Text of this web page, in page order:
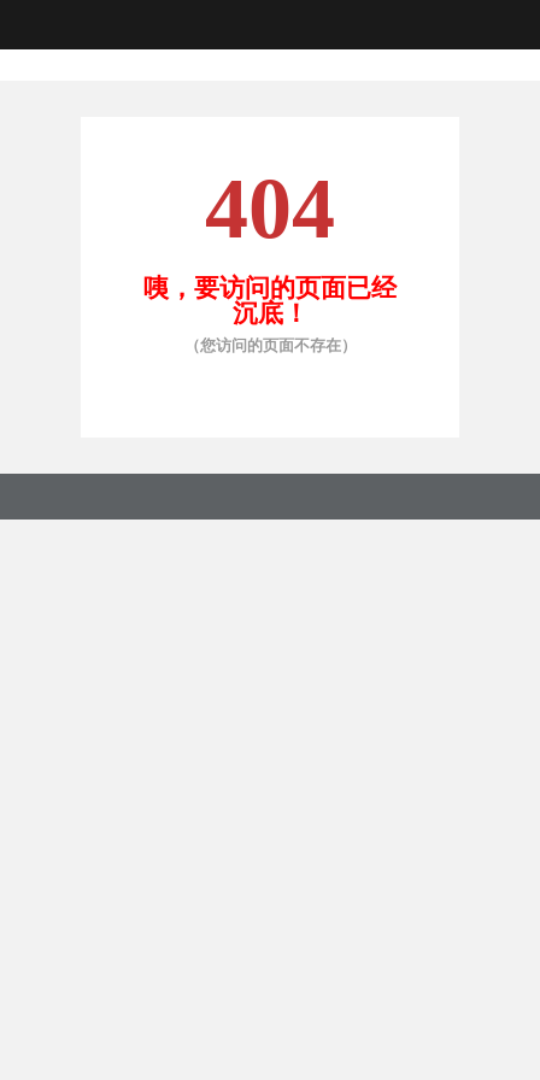
404
咦，要访问的页面已经
沉底！
（您访问的页面不存在）